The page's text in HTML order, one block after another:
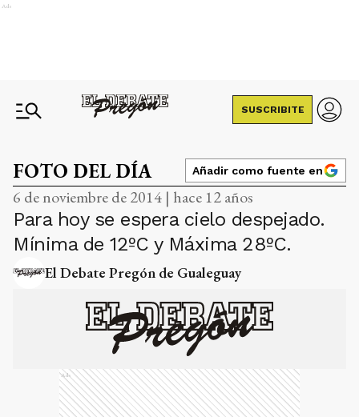
Ads
SUSCRIBITE
FOTO DEL DÍA Añadir como fuente en
6 de noviembre de 2014 | hace 12 años
Para hoy se espera cielo despejado.
Mínima de 12ºC y Máxima 28ºC.
El Debate Pregón de Gualeguay
Ads